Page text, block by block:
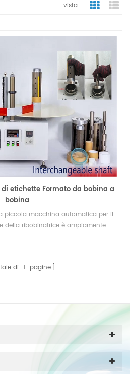
vista : vista a
etichette Formato da bobina a
bobina
piccola macchina automatica per il
della ribobinatrice è ampiamente
principale: *Contametro、
Tensione completamente
* La lunghezza e la dimensione
personalizzate Albero per opzione
Esposizione Profilo Aziendale
di 1 pagine